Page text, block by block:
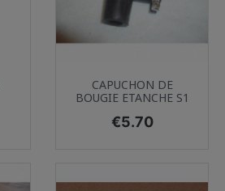
CAPUCHON DE
BOUGIE ETANCHE S1
Price
€5.70